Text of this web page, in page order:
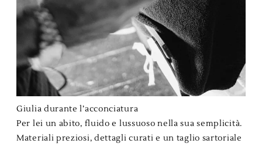
Giulia durante l’acconciatura
Per lei un abito, fluido e lussuoso nella sua semplicità.
Materiali preziosi, dettagli curati e un taglio sartoriale